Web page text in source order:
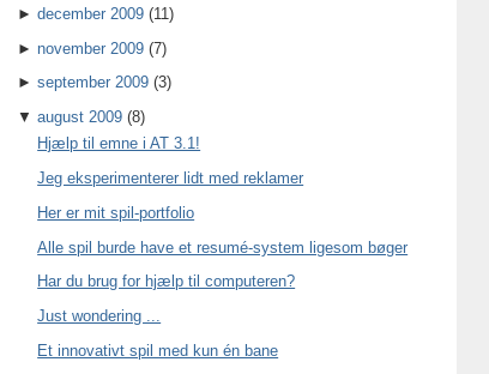
►december 2009 (11)
►november 2009 (7)
►september 2009 (3)
▼august 2009 (8)
Hjælp til emne i AT 3.1!
Jeg eksperimenterer lidt med reklamer
Her er mit spil-portfolio
Alle spil burde have et resumé-system ligesom bøger
Har du brug for hjælp til computeren?
Just wondering ...
Et innovativt spil med kun én bane